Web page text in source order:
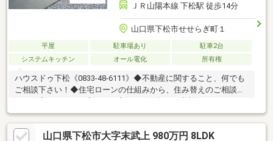
ＪＲ山陽本線 下松駅 徒歩14分
山口県下松市せせらぎ町１
平屋 駐車場あり
駐車2台
システムキッチン
オール電化 所有権
ハウスドゥ下松《0833-48-6111》◆不動産に関すること、何でも
ご相談下さい！◆住宅ローンの仕組みから、住み替えのご相談ま
験豊富なエージェントがご成約後もしっかりサポート！【ハウス
ドゥ下松の仲介】ご家計に合った住宅ローン返済プラン＆銀行住
宅ローンをご提案住宅ローン事前審査～融資実行までお手伝いさ
山口県下松市大字末武上 980万円 8LDK